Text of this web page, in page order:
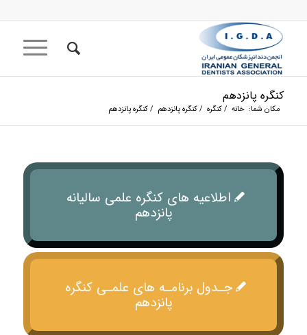
کنگره پانزدهم
مکان شما: خانه / کنگره / کنگره پانزدهم / کنگره پانزدهم
اطلاعیه های کنگره علمی سالیانه
پانزدهم
جـدول برنامـه های علمـی کنگره
پانزدهم